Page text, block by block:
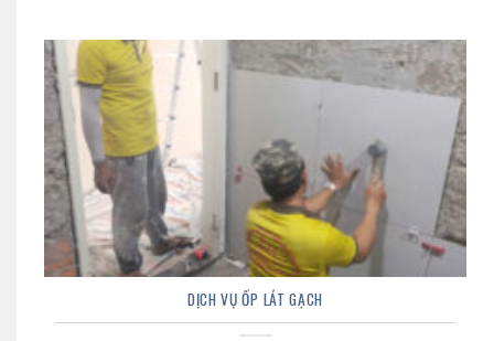
DỊCH VỤ ỐP LÁT GẠCH